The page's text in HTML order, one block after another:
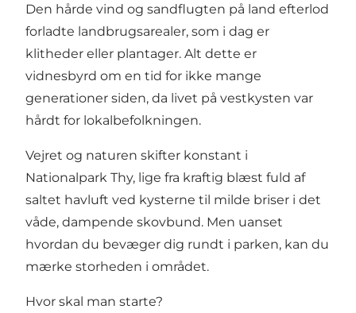
Den hårde vind og sandflugten på land efterlod
forladte landbrugsarealer, som i dag er
klitheder eller plantager. Alt dette er
vidnesbyrd om en tid for ikke mange
generationer siden, da livet på vestkysten var
hårdt for lokalbefolkningen.
Vejret og naturen skifter konstant i
Nationalpark Thy, lige fra kraftig blæst fuld af
saltet havluft ved kysterne til milde briser i det
våde, dampende skovbund. Men uanset
hvordan du bevæger dig rundt i parken, kan du
mærke storheden i området.
Hvor skal man starte?